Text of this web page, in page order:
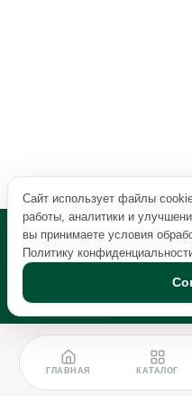
ГЛАВНАЯ КАТАЛОГ
Сайт использует файлы
работы, аналитики и
вы принимаете условия
Политику